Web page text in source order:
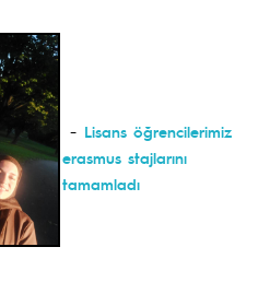
- Lisans öğrencilerimiz
erasmus stajlarını
tamamladı